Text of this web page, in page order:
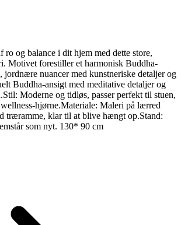
ro og balance i dit hjem med dette store,
Motivet forestiller et harmonisk Buddha-
jordnære nuancer med kunstneriske detaljer og
Buddha-ansigt med meditative detaljer og
Moderne og tidløs, passer perfekt til stuen,
hjørne.Materiale: Maleri på lærred
træramme, klar til at blive hængt op.Stand:
som nyt. 130* 90 cm